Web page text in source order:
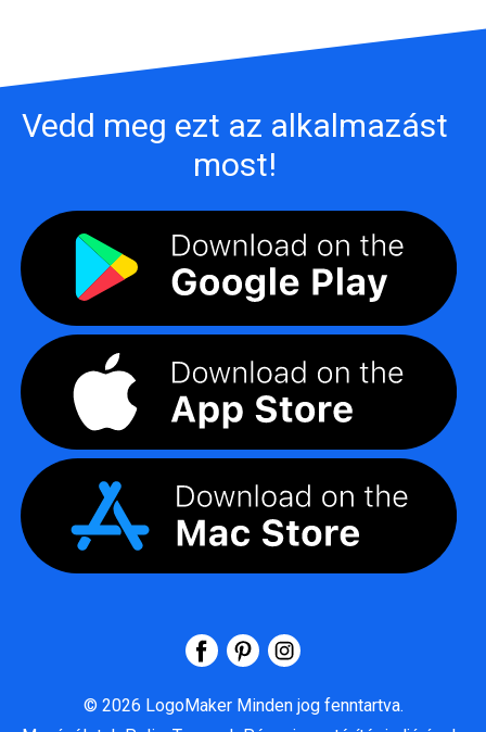
Vedd meg ezt az alkalmazást
most!
© 2026 LogoMaker Minden jog fenntartva.